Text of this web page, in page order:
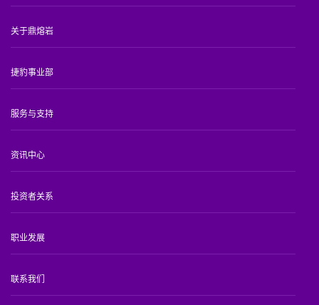
关于鼎熔岩
捷豹事业部
服务与支持
资讯中心
投资者关系
职业发展
联系我们